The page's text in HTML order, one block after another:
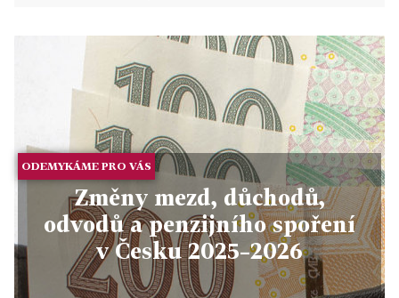
ODEMYKÁME PRO VÁS
Změny mezd, důchodů,
odvodů a penzijního spoření
v Česku 2025–2026